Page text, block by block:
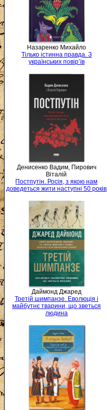
Назаренко Михайло
Тілько істинна правда. З
українських повір’їв
Денисенко Вадим, Пирович
Віталій
Постпутін. Росія, з якою нам
доведеться жити наступні 50 років
Даймонд Джаред
Третій шимпанзе. Еволюція і
майбутнє тварини, що зветься
людина